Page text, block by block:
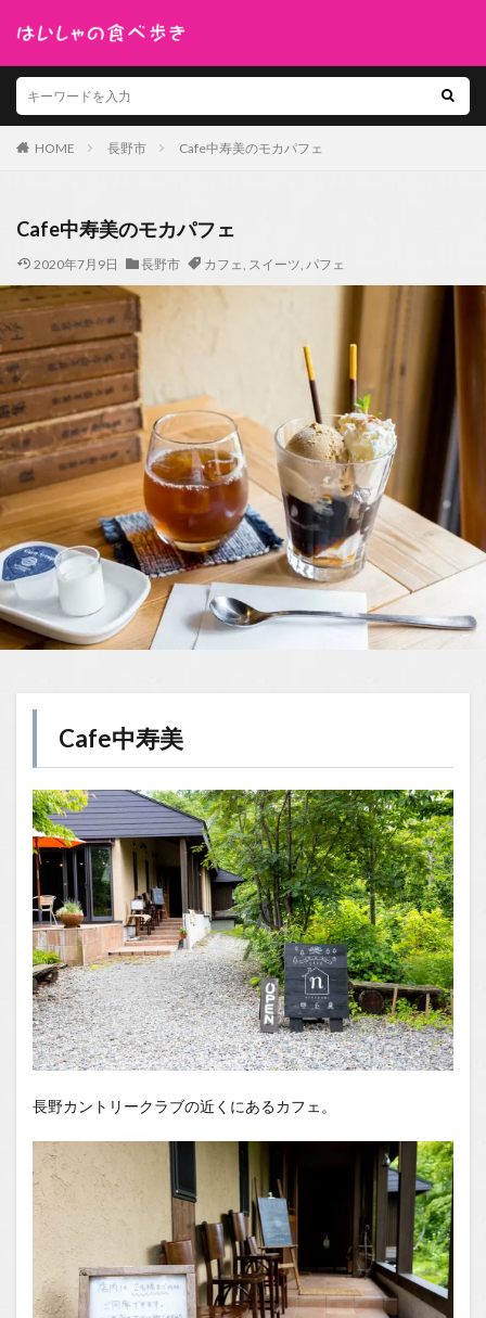
HOME 長野市 Cafe中寿美のモカパフェ
Cafe中寿美のモカパフェ
2020年7月9日 長野市 カフェ, スイーツ, パフェ
Cafe中寿美
長野カントリークラブの近くにあるカフェ。